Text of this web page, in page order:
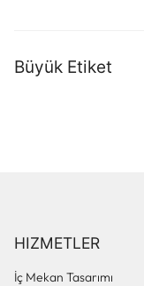
Büyük Etiket
HIZMETLER
İç Mekan Tasarımı